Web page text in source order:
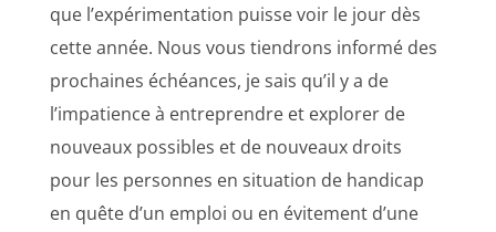
que l’expérimentation puisse voir le jour dès
cette année. Nous vous tiendrons informé des
prochaines échéances, je sais qu’il y a de
l’impatience à entreprendre et explorer de
nouveaux possibles et de nouveaux droits
pour les personnes en situation de handicap
en quête d’un emploi ou en évitement d’une